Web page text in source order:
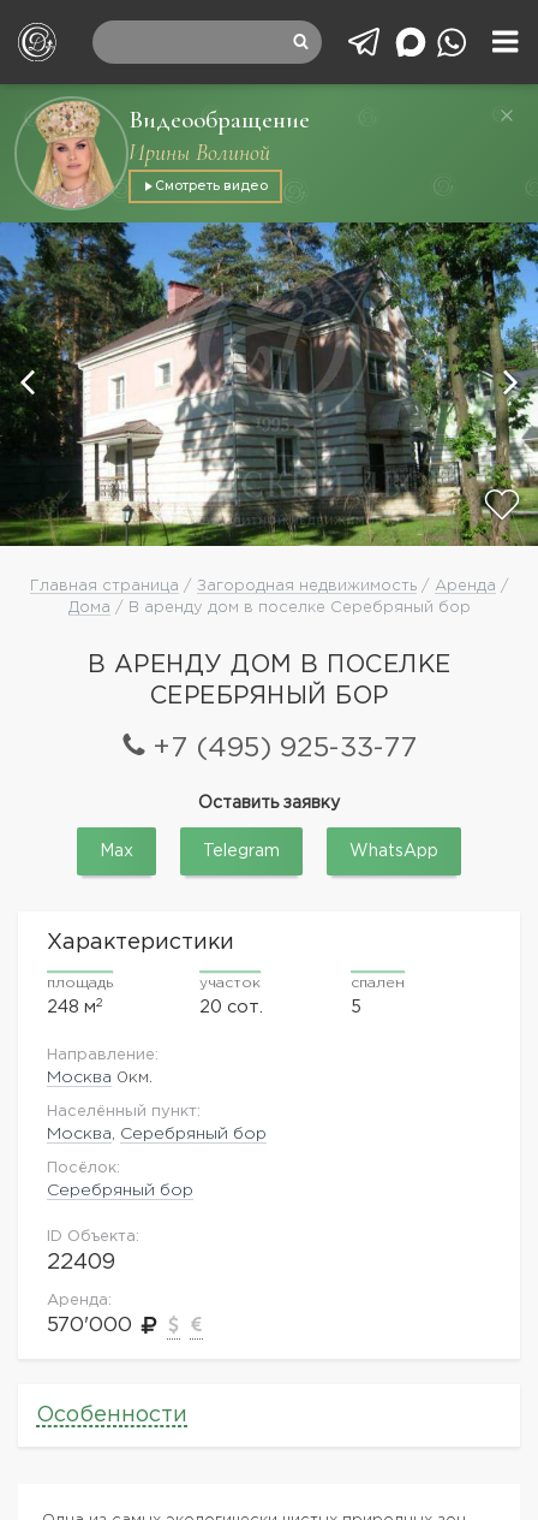
Видеообращение
Ирины Волиной
Смотреть видео
Главная страница / Загородная недвижимость/ Аренда /
Дома / В аренду дом в поселке Серебряный бор
В АРЕНДУ ДОМ В ПОСЕЛКЕ
СЕРЕБРЯНЫЙ БОР
+7 (495) 925-33-77
Оставить заявку
Max Telegram WhatsApp
Характеристики
площадь
248 м2
участок
20 сот.
спален
5
Направление:
Москва 0км.
Населённый пункт:
Москва Серебряный бор
Посёлок:
Серебряный бор
ID Объекта:
22409
Аренда:
570'000
Особенности